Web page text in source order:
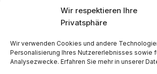
Wir respektieren Ihre
Privatsphäre
Wir verwenden Cookies und andere
Personalisierung Ihres Nutzererlebnisses sowie
Analysezwecke. Erfahren Sie mehr in unserer
+436646482163
office@lagerregal.net
Waltersachsstraße, 3100 St.Pölten